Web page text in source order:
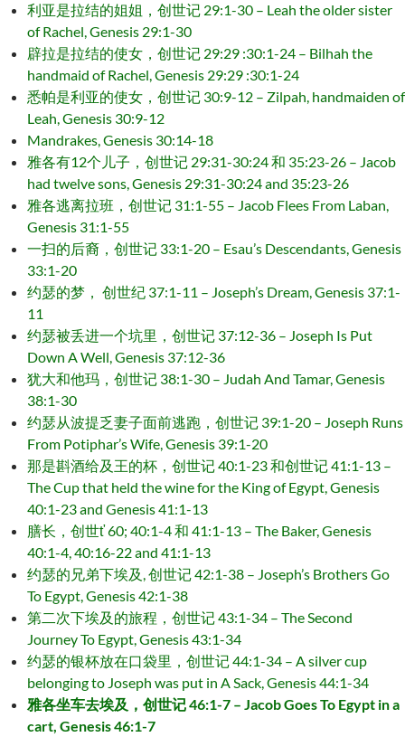
利亚是拉结的姐姐，创世记 29:1-30 – Leah the older sister
of Rachel, Genesis 29:1-30
辟拉是拉结的使女，创世记 29:29 :30:1-24 – Bilhah the
handmaid of Rachel, Genesis 29:29 :30:1-24
悉帕是利亚的使女，创世记 30:9-12 – Zilpah, handmaiden of
Leah, Genesis 30:9-12
Mandrakes, Genesis 30:14-18
雅各有12个儿子，创世记 29:31-30:24 和 35:23-26 – Jacob
had twelve sons, Genesis 29:31-30:24 and 35:23-26
雅各逃离拉班，创世记 31:1-55 – Jacob Flees From Laban,
Genesis 31:1-55
一扫的后裔，创世记 33:1-20 – Esau’s Descendants, Genesis
33:1-20
约瑟的梦， 创世纪 37:1-11 – Joseph’s Dream, Genesis 37:1-
11
约瑟被丢进一个坑里，创世记 37:12-36 – Joseph Is Put
Down A Well, Genesis 37:12-36
犹大和他玛，创世记 38:1-30 – Judah And Tamar, Genesis
38:1-30
约瑟从波提乏妻子面前逃跑，创世记 39:1-20 – Joseph Runs
From Potiphar’s Wife, Genesis 39:1-20
那是斟酒给及王的杯，创世记 40:1-23 和创世记 41:1-13 –
The Cup that held the wine for the King of Egypt, Genesis
40:1-23 and Genesis 41:1-13
膳长，创世ť 60; 40:1-4 和 41:1-13 – The Baker, Genesis
40:1-4, 40:16-22 and 41:1-13
约瑟的兄弟下埃及, 创世记 42:1-38 – Joseph’s Brothers Go
To Egypt, Genesis 42:1-38
第二次下埃及的旅程，创世记 43:1-34 – The Second
Journey To Egypt, Genesis 43:1-34
约瑟的银杯放在口袋里，创世记 44:1-34 – A silver cup
belonging to Joseph was put in A Sack, Genesis 44:1-34
雅各坐车去埃及，创世记 46:1-7 – Jacob Goes To Egypt in a
cart, Genesis 46:1-7